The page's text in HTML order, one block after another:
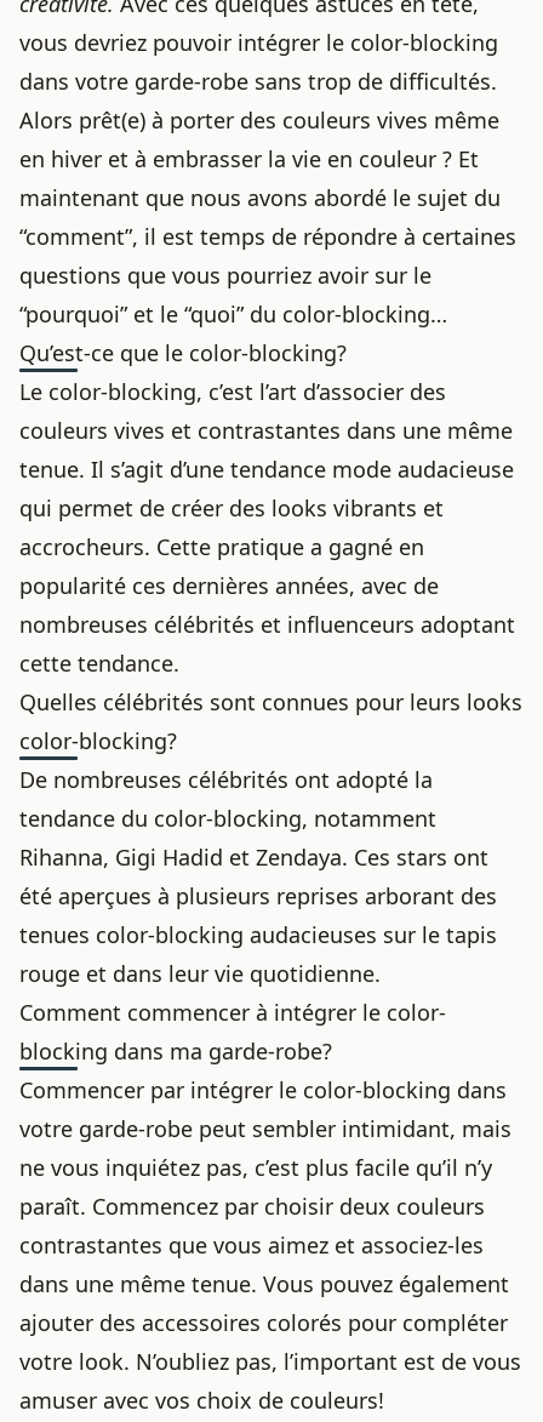
vous devriez pouvoir intégrer le color-blocking
dans votre garde-robe sans trop de difficultés.
Alors prêt(e) à porter des couleurs vives même
en hiver et à embrasser la vie en couleur ? Et
maintenant que nous avons abordé le sujet du
“comment”, il est temps de répondre à certaines
questions que vous pourriez avoir sur le
“pourquoi” et le “quoi” du color-blocking…
Qu’est-ce que le color-blocking?
Le color-blocking, c’est l’art d’associer des
couleurs vives et contrastantes dans une même
tenue. Il s’agit d’une tendance mode audacieuse
qui permet de créer des looks vibrants et
accrocheurs. Cette pratique a gagné en
popularité ces dernières années, avec de
nombreuses célébrités et influenceurs adoptant
cette tendance.
Quelles célébrités sont connues pour leurs looks
color-blocking?
De nombreuses célébrités ont adopté la
tendance du color-blocking, notamment
Rihanna, Gigi Hadid et Zendaya. Ces stars ont
été aperçues à plusieurs reprises arborant des
tenues color-blocking audacieuses sur le tapis
rouge et dans leur vie quotidienne.
Comment commencer à intégrer le color-
blocking dans ma garde-robe?
Commencer par intégrer le color-blocking dans
votre garde-robe peut sembler intimidant, mais
ne vous inquiétez pas, c’est plus facile qu’il n’y
paraît. Commencez par choisir deux couleurs
contrastantes que vous aimez et associez-les
dans une même tenue. Vous pouvez également
ajouter des accessoires colorés pour compléter
votre look. N’oubliez pas, l’important est de vous
amuser avec vos choix de couleurs!